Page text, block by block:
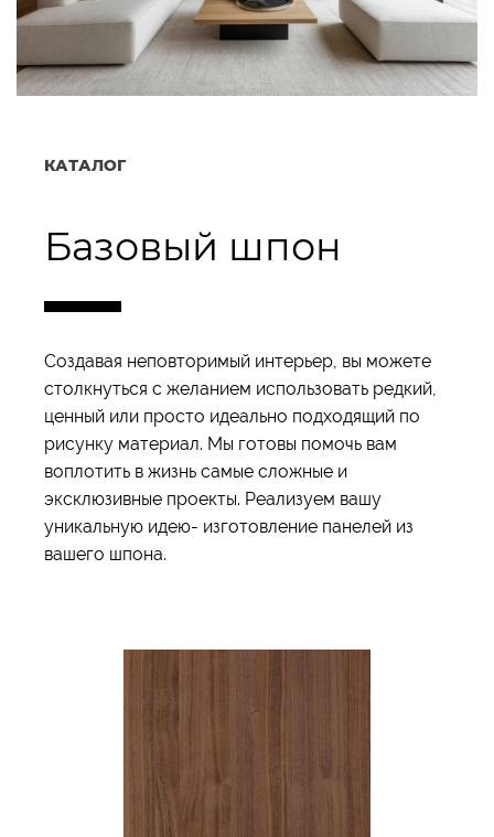
КАТАЛОГ
Базовый шпон
Создавая неповторимый интерьер, вы можете
столкнуться с желанием использовать редкий,
ценный или просто идеально подходящий по
рисунку материал. Мы готовы помочь вам
воплотить в жизнь самые сложные и
эксклюзивные проекты. Реализуем вашу
уникальную идею- изготовление панелей из
вашего шпона.